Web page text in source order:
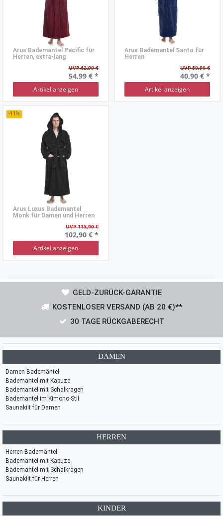
Arus Bademantel Pacific für
Herren, extra-lang
UVP 62,99 €
54,99 € *
Artikel anzeigen
Arus Bademantel Santo für
Herren
UVP 59,90 €
40,90 € *
Artikel anzeigen
-11%
Arus Luxus Bademantel
Monk für Damen und Herren
UVP 115,90 €
102,90 € *
Artikel anzeigen
GELD-ZURÜCK-GARANTIE
KOSTENLOSER VERSAND (AB 20 €)**
30 TAGE RÜCKGABERECHT
DAMEN
Damen-Bademäntel
Bademantel mit Kapuze
Bademantel mit Schalkragen
Bademantel im Kimono-Stil
Saunakilt für Damen
HERREN
Herren-Bademäntel
Bademantel mit Kapuze
Bademantel mit Schalkragen
Saunakilt für Herren
KINDER